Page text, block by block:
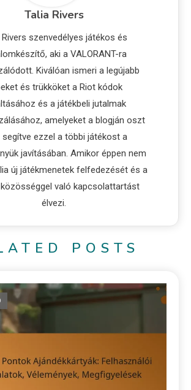
Talia Rivers
Rivers szenvedélyes játékos és
aki a VALORANT-ra
Kiválóan ismeri a legújabb
és trükköket a Riot kódok
és a játékbeli jutalmak
amelyeket a blogján oszt
segítve ezzel a többi játékost a
javításában. Amikor éppen nem
új játékmenetek felfedezését és a
való kapcsolattartást
élvezi.
POSTS